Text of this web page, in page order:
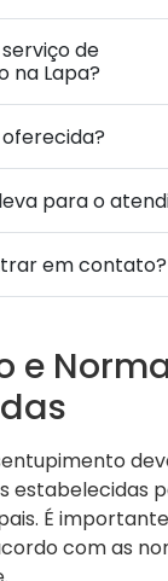
de
na Lapa?
para o
em contato?
e
estabelecidas
É
com as